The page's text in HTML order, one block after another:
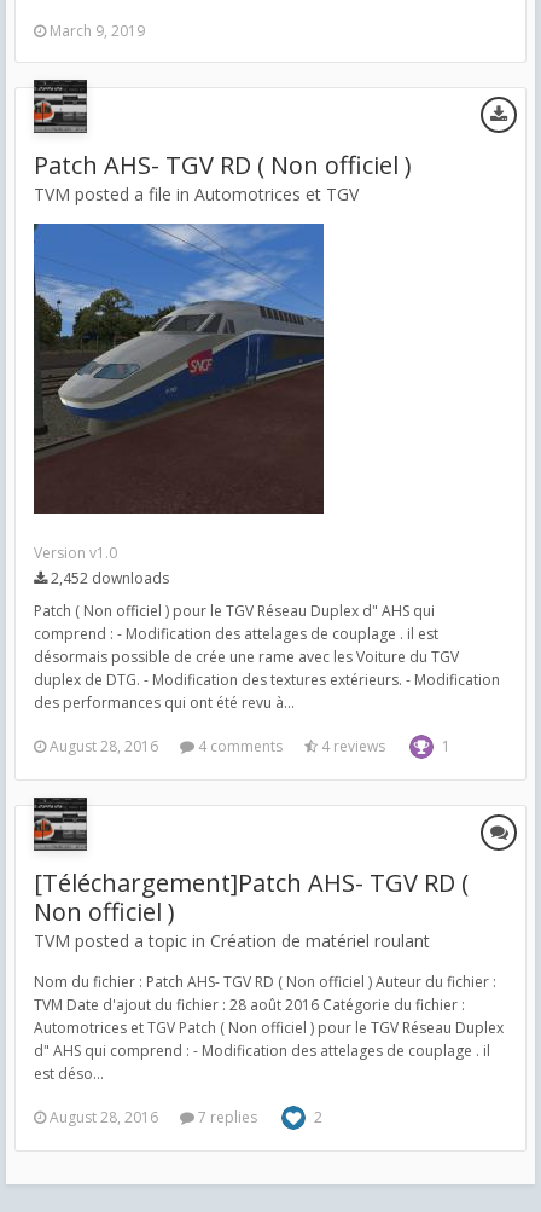
March 9, 2019
Patch AHS- TGV RD ( Non officiel )
TVM posted a file in Automotrices et TGV
Version v1.0
2,452 downloads
Patch ( Non officiel ) pour le TGV Réseau Duplex d" AHS qui
comprend : - Modification des attelages de couplage . il est
désormais possible de crée une rame avec les Voiture du TGV
duplex de DTG. - Modification des textures extérieurs. - Modification
des performances qui ont été revu à...
August 28, 2016 4 comments 4 reviews 1
[Téléchargement]Patch AHS- TGV RD (
Non officiel )
TVM posted a topic in Création de matériel roulant
Nom du fichier : Patch AHS- TGV RD ( Non officiel ) Auteur du fichier :
TVM Date d'ajout du fichier : 28 août 2016 Catégorie du fichier :
Automotrices et TGV Patch ( Non officiel ) pour le TGV Réseau Duplex
d" AHS qui comprend : - Modification des attelages de couplage . il
est déso...
August 28, 2016 7 replies 2